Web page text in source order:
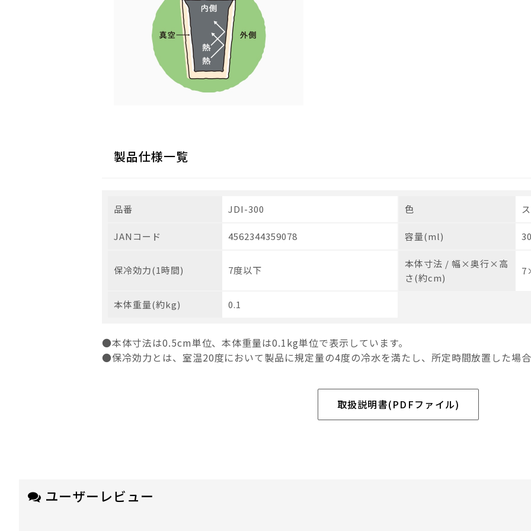
製品仕様一覧
品番 JDI-300 色
JANコード 4562344359078 容量(ml)
保冷効力(1時間) 7度以下
本体寸法 / 幅×奥行×高
さ(約cm)
本体重量(約kg) 0.1
●本体寸法は0.5cm単位、本体重量は0.1kg単位で表示しています。
●保冷効力とは、室温20度において製品に規定量の4度の冷水を満たし、所定時間放置した場合
取扱説明書(PDFファイル)
ユーザーレビュー